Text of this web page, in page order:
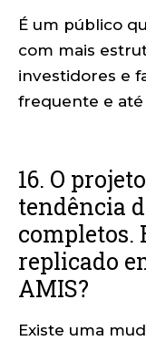
É um público
com mais
investidores e
frequente e
16. O
tendência
completos.
replicado
AMIS?
Existe uma